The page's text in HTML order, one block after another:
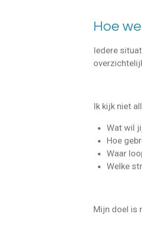
Hoe
Iedere
Ik kijk niet
Wat wil
Hoe
Waar
Welke
Mijn doel is